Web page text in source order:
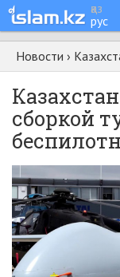
қаз
рус
Новости ›
сборкой